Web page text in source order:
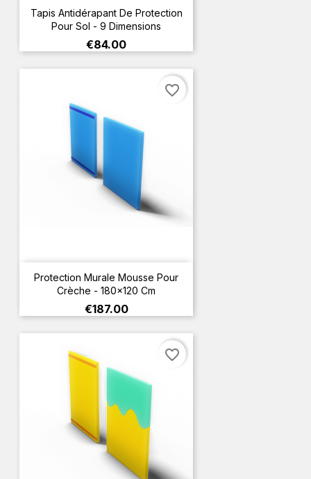
Tapis Antidérapant De Protection
Pour Sol - 9 Dimensions
Price
€84.00
Protection Murale Mousse Pour
Crèche - 180x120 Cm
Price
€187.00
favorite_border
favorite_border